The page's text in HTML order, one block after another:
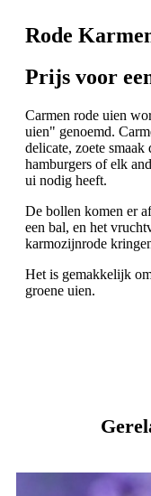
Rode
Prijs voor
Carmen rode uien
uien" genoemd.
delicate, zoete smaak
hamburgers of elk
ui nodig heeft.
De bollen komen er
een bal, en het
karmozijnrode
Het is gemakkelijk
groene uien.